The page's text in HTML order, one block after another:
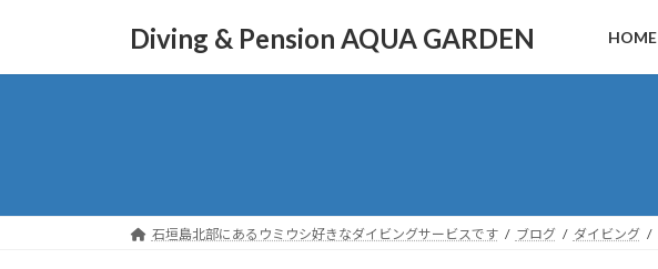
Diving & Pension AQUA GARDEN HOME
石垣島北部にあるウミウシ好きなダイビングサービスです ブログ ダイビング